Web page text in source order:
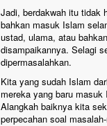
Jadi, berdakwah itu tidak
bahkan masuk Islam
ustad, ulama, atau
disampaikannya. Selagi
dipermasalahkan.
Kita yang sudah Islam
mereka yang baru
Alangkah baiknya kita
perpecahan soal